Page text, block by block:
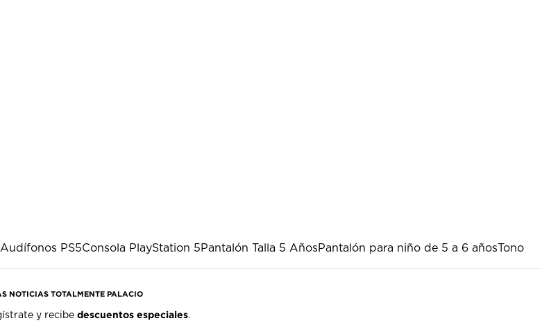
Audífonos PS5Consola PlayStation 5Pantalón Talla 5 AñosPantalón para niño de 5 a 6 añosTono
NOTICIAS TOTALMENTE PALACIO
y recibedescuentos especiales.